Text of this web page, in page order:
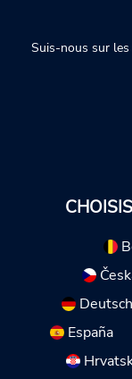
Suis-nous sur
España